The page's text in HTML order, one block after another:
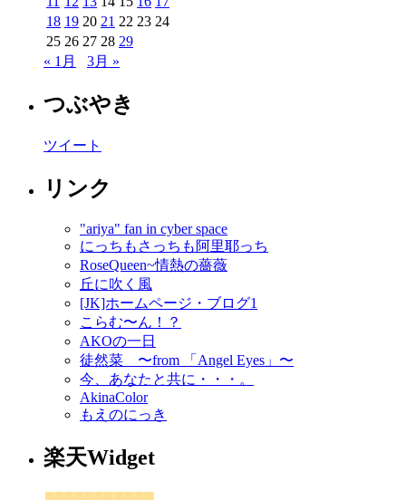
18 19 20 21 22 23 24
25 26 27 28 29
« 1月
3月 »
つぶやき
ツイート
リンク
"ariya" fan in cyber space
にっちもさっちも阿里耶っち
RoseQueen~情熱の薔薇
丘に吹く風
[JK]ホームページ・ブログ1
こらむ〜ん！？
AKOの一日
徒然菜 〜from 「Angel Eyes」〜
今、あなたと共に・・・。
AkinaColor
もえのにっき
楽天Widget